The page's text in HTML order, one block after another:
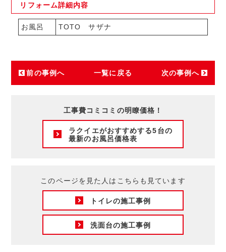
リフォーム詳細内容
お風呂 TOTO サザナ
前の事例へ 一覧に戻る 次の事例へ
工事費コミコミの明瞭価格！
ラクイエがおすすめする5台の
最新のお風呂価格表
このページを見た人はこちらも見ています
トイレの施工事例
洗面台の施工事例